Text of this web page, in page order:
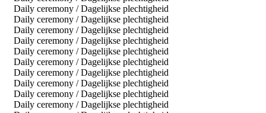
Daily ceremony / Dagelijkse plechtigheid
Daily ceremony / Dagelijkse plechtigheid
Daily ceremony / Dagelijkse plechtigheid
Daily ceremony / Dagelijkse plechtigheid
Daily ceremony / Dagelijkse plechtigheid
Daily ceremony / Dagelijkse plechtigheid
Daily ceremony / Dagelijkse plechtigheid
Daily ceremony / Dagelijkse plechtigheid
Daily ceremony / Dagelijkse plechtigheid
Daily ceremony / Dagelijkse plechtigheid